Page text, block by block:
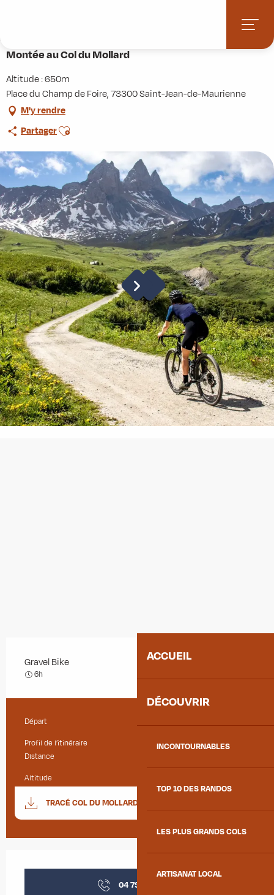
principal
ACCUEIL
DÉCOUVRIR
INCONTOURNABLES
TOP 10 DES RANDOS
LES PLUS GRANDS COLS
ARTISANAT LOCAL
Montée au Col du Mollard
Altitude : 650m
Place du Champ de Foire, 73300 Saint-Jean-de-Maurienne
M'y rendre
PartagerAjouter aux favoris
Gravel Bike
6h
Informations pratiques
Départ Saint-Jean-de-Maurienne
Profil de l’itinéraire Boucle
Distance
Altitude
Documentation
TRACÉ COL DU MOLLARD
04 79 83 51